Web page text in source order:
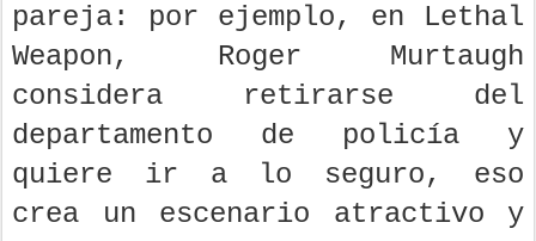
pareja: por ejemplo, en Lethal
Weapon, Roger Murtaugh
considera retirarse del
departamento de policía y
quiere ir a lo seguro, eso
crea un escenario atractivo y